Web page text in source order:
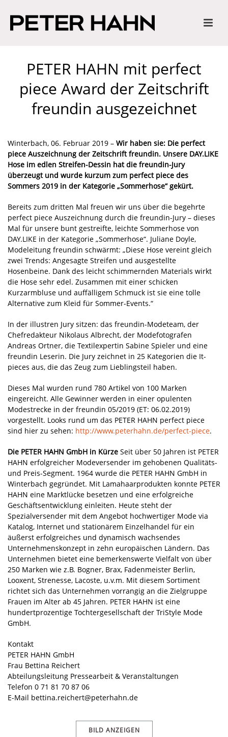
PETER HAHN mit perfect
piece Award der Zeitschrift
freundin ausgezeichnet
Winterbach, 06. Februar 2019 – Wir haben sie: Die perfect
piece Auszeichnung der Zeitschrift freundin. Unsere DAY.LIKE
Hose im edlen Streifen-Dessin hat die freundin-Jury
überzeugt und wurde kurzum zum perfect piece des
Sommers 2019 in der Kategorie „Sommerhose“ gekürt.
Bereits zum dritten Mal freuen wir uns über die begehrte
perfect piece Auszeichnung durch die freundin-Jury – dieses
Mal für unsere bunt gestreifte, leichte Sommerhose von
DAY.LIKE in der Kategorie „Sommerhose“. Juliane Doyle,
Modeleitung freundin schwärmt: „Diese Hose vereint gleich
zwei Trends: Angesagte Streifen und ausgestellte
Hosenbeine. Dank des leicht schimmernden Materials wirkt
die Hose sehr edel. Zusammen mit einer schicken
Kurzarmbluse und auffälligem Schmuck ist sie eine tolle
Alternative zum Kleid für Sommer-Events.“
In der illustren Jury sitzen: das freundin-Modeteam, der
Chefredakteur Nikolaus Albrecht, der Modefotografen
Andreas Ortner, die Textilexpertin Sabine Spieler und eine
freundin Leserin. Die Jury zeichnet in 25 Kategorien die It-
pieces aus, die das Zeug zum Lieblingsteil haben.
Dieses Mal wurden rund 780 Artikel von 100 Marken
eingereicht. Alle Gewinner werden in einer opulenten
Modestrecke in der freundin 05/2019 (ET: 06.02.2019)
vorgestellt. Looks rund um das PETER HAHN perfect piece
sind hier zu sehen: http://www.peterhahn.de/perfect-piece.
Die PETER HAHN GmbH in Kürze Seit über 50 Jahren ist PETER
HAHN erfolgreicher Modeversender im gehobenen Qualitäts-
und Preis-Segment. 1964 wurde die PETER HAHN GmbH in
Winterbach gegründet. Mit Lamahaarprodukten konnte PETER
HAHN eine Marktlücke besetzen und eine erfolgreiche
Geschäftsentwicklung einleiten. Heute steht der
Spezialversender mit dem Angebot hochwertiger Mode via
Katalog, Internet und stationärem Einzelhandel für ein
äußerst erfolgreiches und dynamisch wachsendes
Unternehmenskonzept in zehn europäischen Ländern. Das
Unternehmen bietet eine bemerkenswerte Vielfalt von über
250 Marken wie z.B. Bogner, Brax, Fadenmeister Berlin,
Looxent, Strenesse, Lacoste, u.v.m. Mit diesem Sortiment
richtet sich das Unternehmen vorrangig an die Zielgruppe
Frauen im Alter ab 45 Jahren. PETER HAHN ist eine
hundertprozentige Tochtergesellschaft der TriStyle Mode
GmbH.
Kontakt
PETER HAHN GmbH
Frau Bettina Reichert
Abteilungsleitung Pressearbeit & Veranstaltungen
Telefon 0 71 81 70 87 06
E-Mail bettina.reichert@peterhahn.de
BILD ANZEIGEN